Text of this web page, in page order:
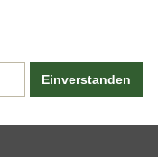
Einverstanden